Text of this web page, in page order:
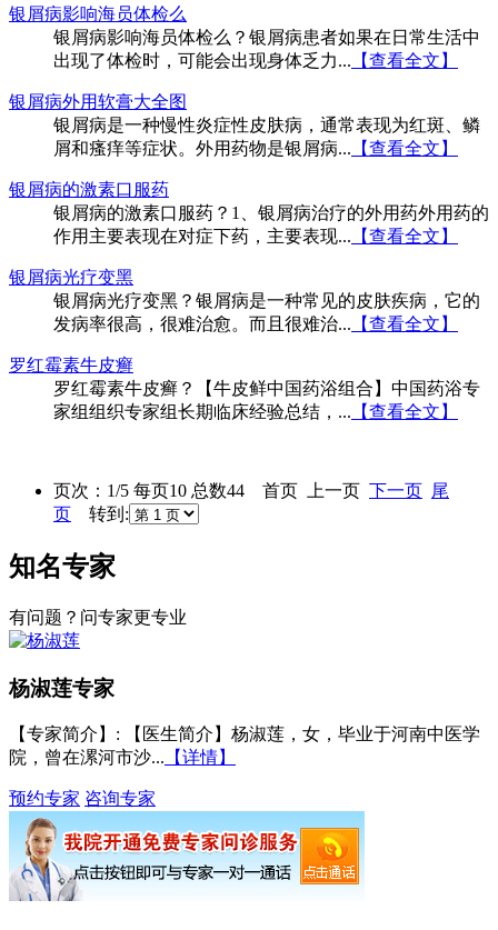
银屑病影响海员体检么
银屑病影响海员体检么？银屑病患者如果在日常生活中
出现了体检时，可能会出现身体乏力... 【查看全文】
银屑病外用软膏大全图
银屑病是一种慢性炎症性皮肤病，通常表现为红斑、鳞
屑和瘙痒等症状。外用药物是银屑病... 【查看全文】
银屑病的激素口服药
银屑病的激素口服药？1、银屑病治疗的外用药外用药的
作用主要表现在对症下药，主要表现... 【查看全文】
银屑病光疗变黑
银屑病光疗变黑？银屑病是一种常见的皮肤疾病，它的
发病率很高，很难治愈。而且很难治... 【查看全文】
罗红霉素牛皮癣
罗红霉素牛皮癣？【牛皮鲜中国药浴组合】中国药浴专
家组组织专家组长期临床经验总结，... 【查看全文】
页次：1/5 每页10 总数44 首页 上一页 下一页 尾
页 转到:
知名专家
有问题？问专家更专业
杨淑莲专家
【专家简介】 : 【医生简介】杨淑莲，女，毕业于河南中医学
院，曾在漯河市沙... 【详情】
预约专家 咨询专家